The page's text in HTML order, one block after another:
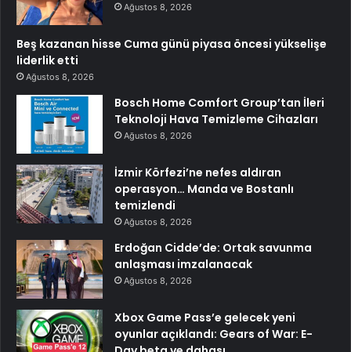
Ağustos 8, 2026
Beş kazanan hisse Cuma günü piyasa öncesi yükselişe
liderlik etti
Ağustos 8, 2026
Bosch Home Comfort Group’tan İleri
Teknoloji Hava Temizleme Cihazları
Ağustos 8, 2026
İzmir Körfezi’ne nefes aldıran
operasyon… Manda ve Bostanlı
temizlendi
Ağustos 8, 2026
Erdoğan Cidde’de: Ortak savunma
anlaşması imzalanacak
Ağustos 8, 2026
Xbox Game Pass’e gelecek yeni
oyunlar açıklandı: Gears of War: E-